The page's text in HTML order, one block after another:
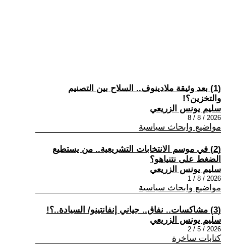
(1) بعد وثيقة ملادينوف.. السلاح بين التصنيم
والتخزين؟!
سليم يونس الزريعي
2026 / 8 / 8
مواضيع وابحاث سياسية
(2) في موسم الانتخابات التشريعية.. من يستطيع
الضغط على نتنياهو؟
سليم يونس الزريعي
2026 / 8 / 1
مواضيع وابحاث سياسية
(3) مشاكسات.. نفاق.. جياني إنفانتينو/ السيادة..؟!
سليم يونس الزريعي
2026 / 5 / 2
كتابات ساخرة